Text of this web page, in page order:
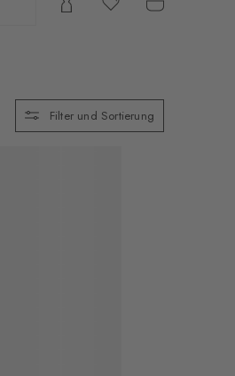
Filter und Sortierung